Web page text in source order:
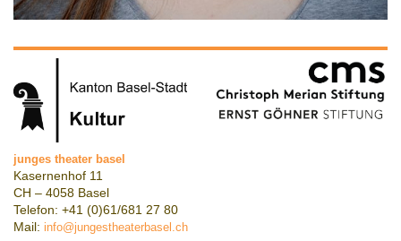
junges theater basel
Kasernenhof 11
CH – 4058 Basel
Telefon: +41 (0)61/681 27 80
Mail: info@jungestheaterbasel.ch